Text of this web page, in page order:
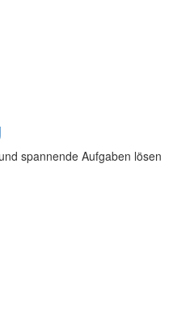
spannende Aufgaben lösen